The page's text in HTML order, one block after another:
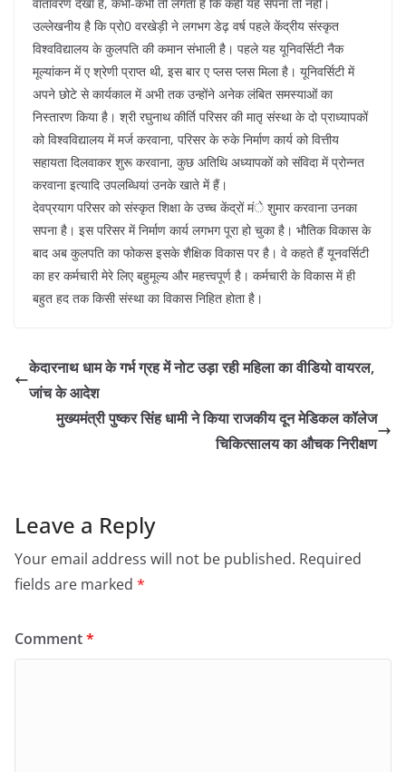
उल्लेखनीय है कि प्रो0 वरखेड़ी ने लगभग डेढ़ वर्ष पहले केंद्रीय संस्कृत
विश्वविद्यालय के कुलपति की कमान संभाली है। पहले यह यूनिवर्सिटी नैक
मूल्यांकन में ए श्रेणी प्राप्त थी, इस बार ए प्लस प्लस मिला है। यूनिवर्सिटी में
अपने छोटे से कार्यकाल में अभी तक उन्होंने अनेक लंबित समस्याओं का
निस्तारण किया है। श्री रघुनाथ कीर्ति परिसर की मातृ संस्था के दो प्राध्यापकों
को विश्वविद्यालय में मर्ज करवाना, परिसर के रुके निर्माण कार्य को वित्तीय
सहायता दिलवाकर शुरू करवाना, कुछ अतिथि अध्यापकों को संविदा में प्रोन्नत
करवाना इत्यादि उपलब्धियां उनके खाते में हैं।
देवप्रयाग परिसर को संस्कृत शिक्षा के उच्च केंद्रों मंे शुमार करवाना उनका
सपना है। इस परिसर में निर्माण कार्य लगभग पूरा हो चुका है। भौतिक विकास के
बाद अब कुलपति का फोकस इसके शैक्षिक विकास पर है। वे कहते हैं यूनवर्सिटी
का हर कर्मचारी मेरे लिए बहुमूल्य और महत्त्वपूर्ण है। कर्मचारी के विकास में ही
बहुत हद तक किसी संस्था का विकास निहित होता है।
केदारनाथ धाम के गर्भ ग्रह में नोट उड़ा रही महिला का वीडियो वायरल,
जांच के आदेश
मुख्यमंत्री पुष्कर सिंह धामी ने किया राजकीय दून मेडिकल कॉलेज
चिकित्सालय का औचक निरीक्षण
Leave a Reply
Your email address will not be published. Required
fields are marked *
Comment*